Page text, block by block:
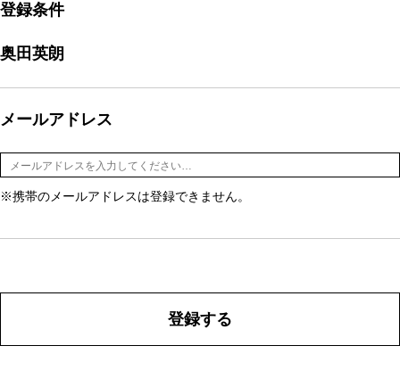
登録条件
奥田英朗
メールアドレス
※携帯のメールアドレスは登録できません。
登録する